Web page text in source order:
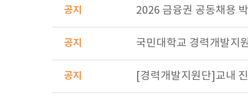
공지 2026 금융권 공동채용
공지 국민대학교 경력개발지
공지 [경력개발지원단]교내